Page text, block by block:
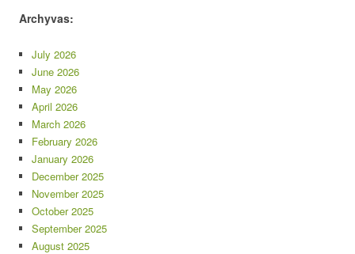
Archyvas:
July 2026
June 2026
May 2026
April 2026
March 2026
February 2026
January 2026
December 2025
November 2025
October 2025
September 2025
August 2025